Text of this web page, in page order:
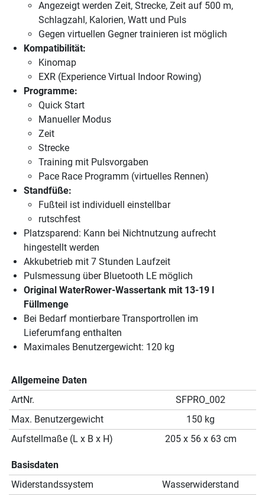
Angezeigt werden Zeit, Strecke, Zeit auf 500 m,
Schlagzahl, Kalorien, Watt und Puls
Gegen virtuellen Gegner trainieren ist möglich
Kompatibilität:
Kinomap
EXR (Experience Virtual Indoor Rowing)
Programme:
Quick Start
Manueller Modus
Zeit
Strecke
Training mit Pulsvorgaben
Pace Race Programm (virtuelles Rennen)
Standfüße:
Fußteil ist individuell einstellbar
rutschfest
Platzsparend: Kann bei Nichtnutzung aufrecht
hingestellt werden
Akkubetrieb mit 7 Stunden Laufzeit
Pulsmessung über Bluetooth LE möglich
Original WaterRower-Wassertank mit 13-19 l
Füllmenge
Bei Bedarf montierbare Transportrollen im
Lieferumfang enthalten
Maximales Benutzergewicht: 120 kg
Allgemeine Daten
ArtNr.
SFPRO_002
Max. Benutzergewicht
150 kg
Aufstellmaße (L x B x H)
205 x 56 x 63 cm
Basisdaten
Widerstandssystem
Wasserwiderstand